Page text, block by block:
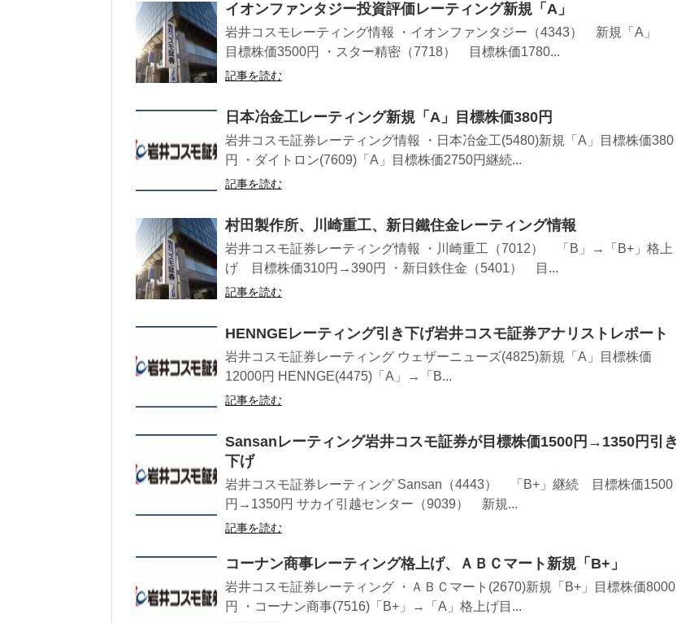
イオンファンタジー投資評価レーティング新規「A」
岩井コスモレーティング情報 ・イオンファンタジー（4343） 新規「A」
目標株価3500円 ・スター精密（7718） 目標株価1780...
記事を読む
日本冶金工レーティング新規「A」目標株価380円
岩井コスモ証券レーティング情報 ・日本冶金工(5480)新規「A」目標株価380
円 ・ダイトロン(7609)「A」目標株価2750円継続...
記事を読む
村田製作所、川崎重工、新日鐵住金レーティング情報
岩井コスモ証券レーティング情報 ・川崎重工（7012） 「B」→「B+」格上
げ 目標株価310円→390円 ・新日鉄住金（5401） 目...
記事を読む
HENNGEレーティング引き下げ岩井コスモ証券アナリストレポート
岩井コスモ証券レーティング ウェザーニューズ(4825)新規「A」目標株価
12000円 HENNGE(4475)「A」→「B...
記事を読む
Sansanレーティング岩井コスモ証券が目標株価1500円→1350円引き
下げ
岩井コスモ証券レーティング Sansan（4443） 「B+」継続 目標株価1500
円→1350円 サカイ引越センター（9039） 新規...
記事を読む
コーナン商事レーティング格上げ、ＡＢＣマート新規「B+」
岩井コスモ証券レーティング ・ＡＢＣマート(2670)新規「B+」目標株価8000
円 ・コーナン商事(7516)「B+」→「A」格上げ目...